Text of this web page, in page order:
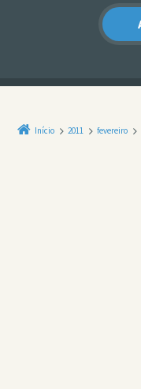
Início 2011 fevereiro